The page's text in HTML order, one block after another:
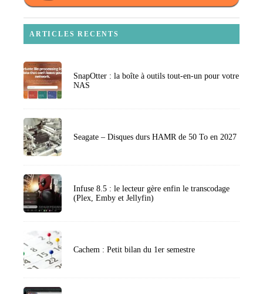
ARTICLES RECENTS
SnapOtter : la boîte à outils tout-en-un pour votre
NAS
Seagate – Disques durs HAMR de 50 To en 2027
Infuse 8.5 : le lecteur gère enfin le transcodage
(Plex, Emby et Jellyfin)
Cachem : Petit bilan du 1er semestre